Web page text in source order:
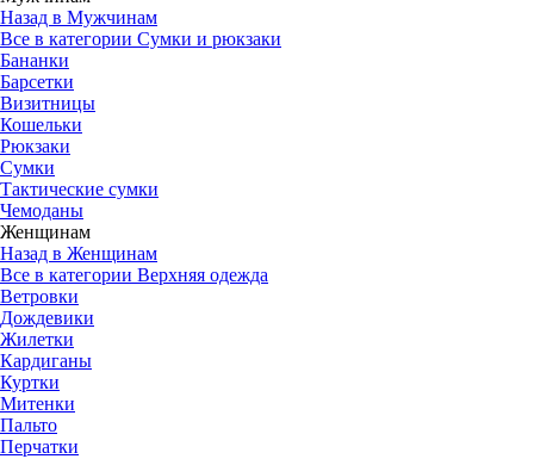
Назад в Мужчинам
Все в категории Сумки и рюкзаки
Бананки
Барсетки
Визитницы
Кошельки
Рюкзаки
Сумки
Тактические сумки
Чемоданы
Женщинам
Назад в Женщинам
Все в категории Верхняя одежда
Ветровки
Дождевики
Жилетки
Кардиганы
Куртки
Митенки
Пальто
Перчатки